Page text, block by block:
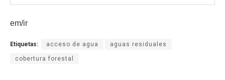
em/ir
Etiquetas: acceso de agua aguas residuales
cobertura forestal